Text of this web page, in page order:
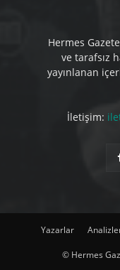
Hermes
ve tarafsız
yayınlanan
İletişim:
Yazarlar
© Hermes